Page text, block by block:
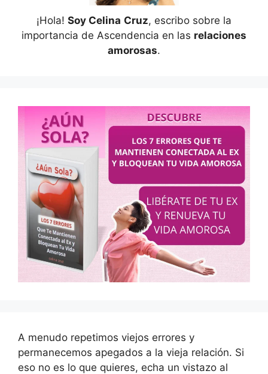
¡Hola! Soy Celina Cruz, escribo sobre la
importancia de Ascendencia en las relaciones
amorosas.
A menudo repetimos viejos errores y
permanecemos apegados a la vieja relación. Si
eso no es lo que quieres, echa un vistazo al